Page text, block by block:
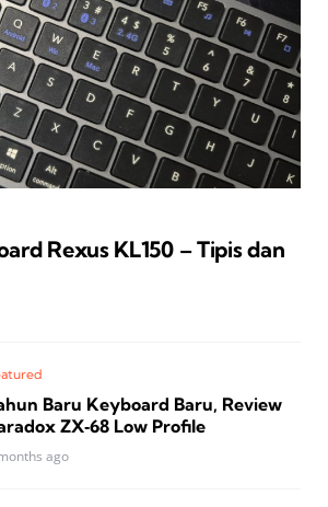
Rexus KL150 – Tipis dan
Baru Keyboard Baru, Review
ZX‑68 Low Profile
ago